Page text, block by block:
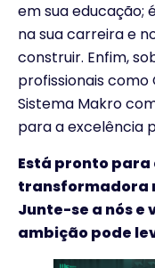
em sua educação;
na sua carreira e
construir. Enfim,
profissionais
Sistema Makro
para a excelência
Está pronto para
transformadora
Junte-se a nós e
ambição pode